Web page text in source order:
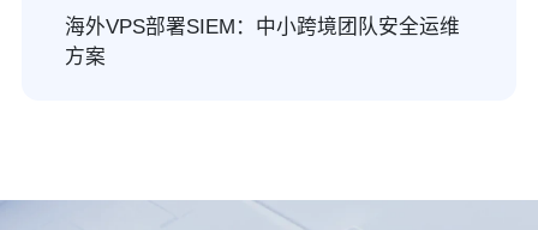
海外VPS部署SIEM：中小跨境团队安全运维
方案